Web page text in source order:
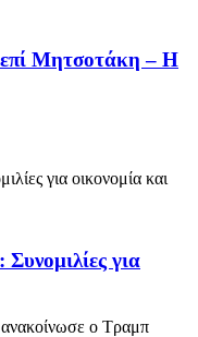
επί Μητσοτάκη – Η
για